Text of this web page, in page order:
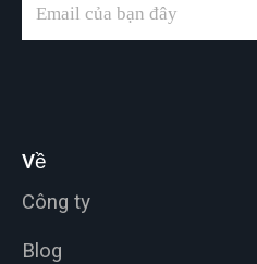
Về
Công ty
Blog